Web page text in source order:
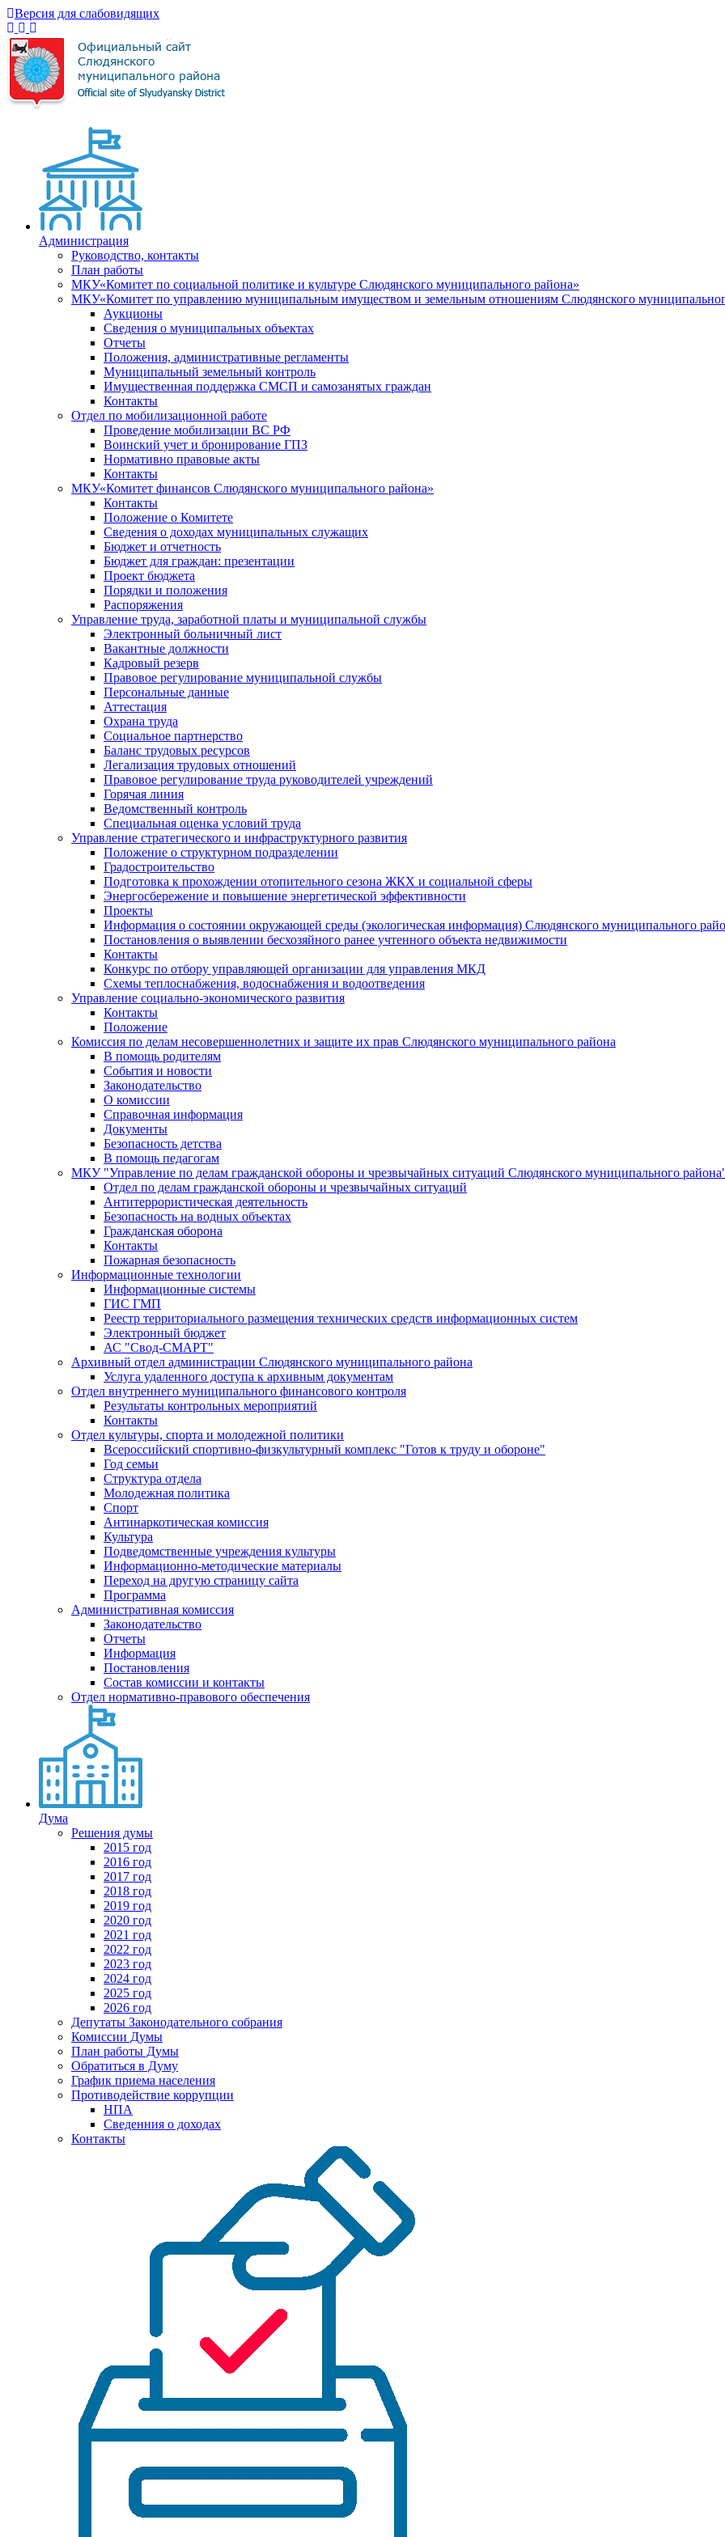
Версия для слабовидящих
Администрация
Руководство, контакты
План работы
МКУ«Комитет по социальной политике и культуре Слюдянского муниципального района»
МКУ«Комитет по управлению муниципальным имуществом и земельным отношениям Слюдянского
Аукционы
Сведения о муниципальных объектах
Отчеты
Положения, административные регламенты
Муниципальный земельный контроль
Имущественная поддержка СМСП и самозанятых граждан
Контакты
Отдел по мобилизационной работе
Проведение мобилизации ВС РФ
Воинский учет и бронирование ГПЗ
Нормативно правовые акты
Контакты
МКУ«Комитет финансов Слюдянского муниципального района»
Контакты
Положение о Комитете
Сведения о доходах муниципальных служащих
Бюджет и отчетность
Бюджет для граждан: презентации
Проект бюджета
Порядки и положения
Распоряжения
Управление труда, заработной платы и муниципальной службы
Электронный больничный лист
Вакантные должности
Кадровый резерв
Правовое регулирование муниципальной службы
Персональные данные
Аттестация
Охрана труда
Социальное партнерство
Баланс трудовых ресурсов
Легализация трудовых отношений
Правовое регулирование труда руководителей учреждений
Горячая линия
Ведомственный контроль
Специальная оценка условий труда
Управление стратегического и инфраструктурного развития
Положение о структурном подразделении
Градостроительство
Подготовка к прохождении отопительного сезона ЖКХ и социальной сферы
Энергосбережение и повышение энергетической эффективности
Проекты
Информация о состоянии окружающей среды (экологическая информация) Слюдянского муниципального
Постановления о выявлении бесхозяйного ранее учтенного объекта недвижимости
Контакты
Конкурс по отбору управляющей организации для управления МКД
Схемы теплоснабжения, водоснабжения и водоотведения
Управление социально-экономического развития
Контакты
Положение
Комиссия по делам несовершеннолетних и защите их прав Слюдянского муниципального района
В помощь родителям
События и новости
Законодательство
О комиссии
Справочная информация
Документы
Безопасность детства
В помощь педагогам
МКУ "Управление по делам гражданской обороны и чрезвычайных ситуаций Слюдянского муниципального
Отдел по делам гражданской обороны и чрезвычайных ситуаций
Антитеррористическая деятельность
Безопасность на водных объектах
Гражданская оборона
Контакты
Пожарная безопасность
Информационные технологии
Информационные системы
ГИС ГМП
Реестр территориального размещения технических средств информационных систем
Электронный бюджет
АС "Свод-СМАРТ"
Архивный отдел администрации Слюдянского муниципального района
Услуга удаленного доступа к архивным документам
Отдел внутреннего муниципального финансового контроля
Результаты контрольных мероприятий
Контакты
Отдел культуры, спорта и молодежной политики
Всероссийский спортивно-физкультурный комплекс "Готов к труду и обороне"
Год семьи
Структура отдела
Молодежная политика
Спорт
Антинаркотическая комиссия
Культура
Подведомственные учреждения культуры
Информационно-методические материалы
Переход на другую страницу сайта
Программа
Административная комиссия
Законодательство
Отчеты
Информация
Постановления
Состав комиссии и контакты
Отдел нормативно-правового обеспечения
Дума
Решения думы
2015 год
2016 год
2017 год
2018 год
2019 год
2020 год
2021 год
2022 год
2023 год
2024 год
2025 год
2026 год
Депутаты Законодательного собрания
Комиссии Думы
План работы Думы
Обратиться в Думу
График приема населения
Противодействие коррупции
НПА
Сведенния о доходах
Контакты